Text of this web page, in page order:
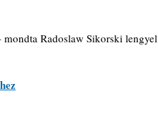
Radoslaw Sikorski lengyel